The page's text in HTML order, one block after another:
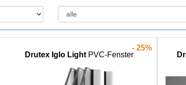
- 25%
Drutex Iglo Light PVC-Fenster